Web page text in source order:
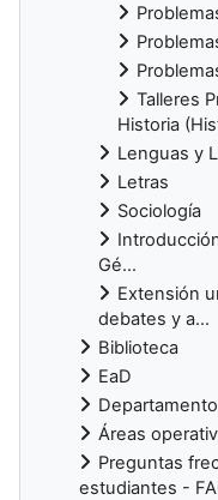
Talleres
Historia
Lenguas y
Letras
Sociología
Gé...
Extensión
debates y a...
Biblioteca
EaD
Áreas
Preguntas
estudiantes -